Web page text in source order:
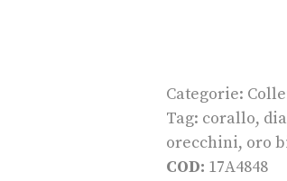
Categorie:
Tag: corallo,
orecchini, oro
COD: 17A4848